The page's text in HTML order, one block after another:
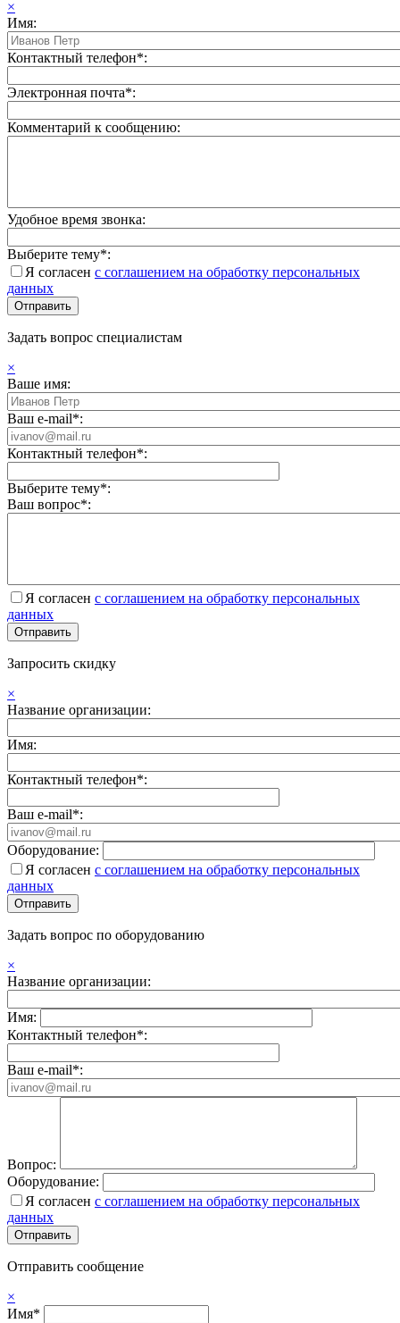
×
Имя:
Контактный телефон*:
Электронная почта*:
Комментарий к сообщению:
Удобное время звонка:
Выберите тему*:
Я согласен с соглашением на обработку персональных
данных
Задать вопрос специалистам
×
Ваше имя:
Ваш e-mail*:
Контактный телефон*:
Выберите тему*:
Ваш вопрос*:
Я согласен с соглашением на обработку персональных
данных
Запросить скидку
×
Название организации:
Имя:
Контактный телефон*:
Ваш e-mail*:
Оборудование:
Я согласен с соглашением на обработку персональных
данных
Задать вопрос по оборудованию
×
Название организации:
Имя:
Контактный телефон*:
Ваш e-mail*:
Вопрос:
Оборудование:
Я согласен с соглашением на обработку персональных
данных
Отправить сообщение
×
Имя*